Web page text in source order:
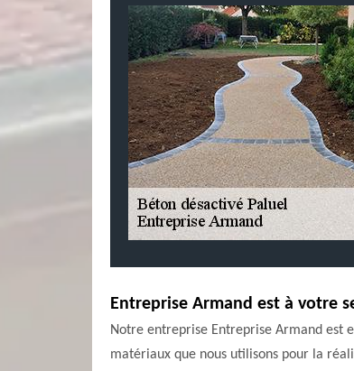
Entreprise Armand est à votre
Notre entreprise Entreprise Armand est
matériaux que nous utilisons pour la